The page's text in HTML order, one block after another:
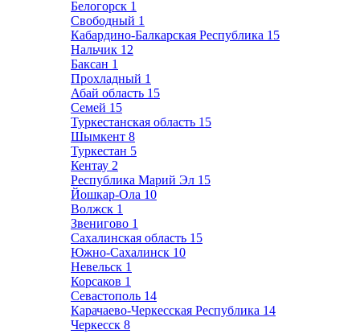
Белогорск 1
Свободный 1
Кабардино-Балкарская Республика 15
Нальчик 12
Баксан 1
Прохладный 1
Абай область 15
Семей 15
Туркестанская область 15
Шымкент 8
Туркестан 5
Кентау 2
Республика Марий Эл 15
Йошкар-Ола 10
Волжск 1
Звенигово 1
Сахалинская область 15
Южно-Сахалинск 10
Невельск 1
Корсаков 1
Севастополь 14
Карачаево-Черкесская Республика 14
Черкесск 8